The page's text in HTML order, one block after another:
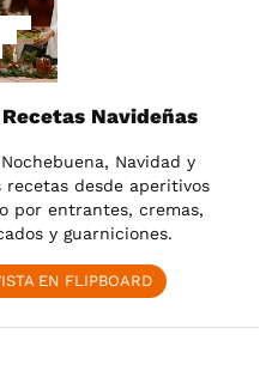
Navideñas
Navidad y
recetas desde aperitivos
por entrantes, cremas,
y guarniciones.
EN FLIPBOARD